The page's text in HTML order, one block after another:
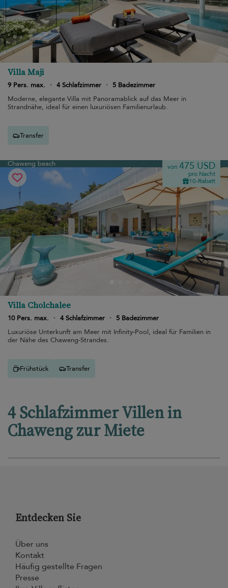
Villa Maji
9 Pers. max. · 4 Schlafzimmer ·
5 Badezimmer
Moderne, elegante Villa mit Panoramablick auf das Meer in
Strandnähe, ideal für einen luxuriösen Familienurlaub.
Transfer
Chaweng beach von 475 USD
pro Nacht
10-Rabatt
Villa Cholchalee
10 Pers. max. · 4 Schlafzimmer ·
5 Badezimmer
Luxuriöse Unterkunft am Meer mit Infinity-Pool, ideal für Familien in
der Nähe des Chaweng-Strandes.
Frühstück Transfer
4 Schlafzimmer Villen in
Chaweng zur Miete
Entdecken Sie
Über uns
Kontakt
Häufig gestellte Fragen
Presse